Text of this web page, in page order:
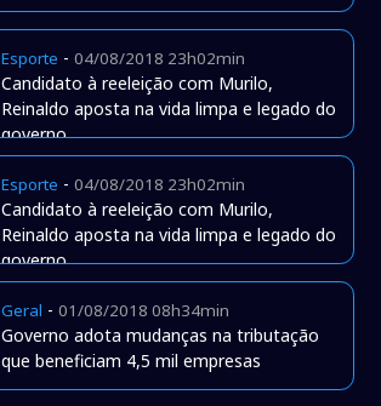
Esporte -04/08/2018 23h02min
Candidato à reeleição com Murilo,
Reinaldo aposta na vida limpa e legado do
governo
Esporte -04/08/2018 23h02min
Candidato à reeleição com Murilo,
Reinaldo aposta na vida limpa e legado do
governo
Geral -01/08/2018 08h34min
Governo adota mudanças na tributação
que beneficiam 4,5 mil empresas